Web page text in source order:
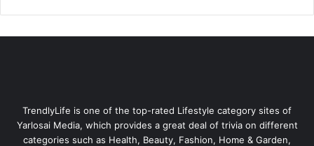
TrendlyLife is one of the top-rated Lifestyle category sites of
Yarlosai Media, which provides a great deal of trivia on different
categories such as Health, Beauty, Fashion, Home & Garden,